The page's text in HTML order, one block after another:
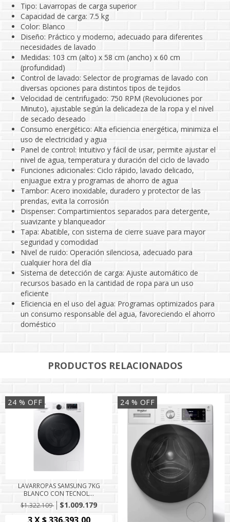
Tipo: Lavarropas de carga superior
Capacidad de carga: 7.5 kg
Color: Blanco
Diseño: Práctico y moderno, adecuado para diferentes
necesidades de lavado
Medidas: 103 cm (alto) x 58 cm (ancho) x 60 cm
(profundidad)
Control de lavado: Selector de programas de lavado con
diversas opciones para distintos tipos de tejidos
Velocidad de centrifugado: 750 RPM (Revoluciones por
Minuto), ajustable según la delicadeza de la ropa y el nivel
de secado deseado
Consumo energético: Alta eficiencia energética, minimiza el
uso de electricidad y agua
Panel de control: Intuitivo y fácil de usar, permite ajustar el
nivel de agua, temperatura y duración del ciclo de lavado
Funciones adicionales: Ciclo rápido, lavado delicado,
enjuague extra y programas de ahorro de agua
Tambor: Acero inoxidable, duradero y protector de las
prendas, evita la corrosión
Dispenser: Compartimientos separados para detergente,
suavizante y blanqueador
Tapa: Abatible, con sistema de cierre suave para mayor
seguridad y comodidad
Nivel de ruido: Operación silenciosa, adecuado para
cualquier hora del día
Sistema de detección de carga: Ajuste automático de
recursos basado en la cantidad de ropa para un uso
eficiente
Eficiencia en el uso del agua: Programas optimizados para
un consumo responsable del agua, favoreciendo el ahorro
doméstico
PRODUCTOS RELACIONADOS
24 % OFF
LAVARROPAS SAMSUNG 7KG
BLANCO CON TECNOL...
$1.322.109
$1.009.179
24 % OFF